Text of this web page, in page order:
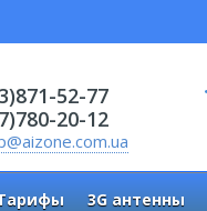
52-77
20-12
3G антенны